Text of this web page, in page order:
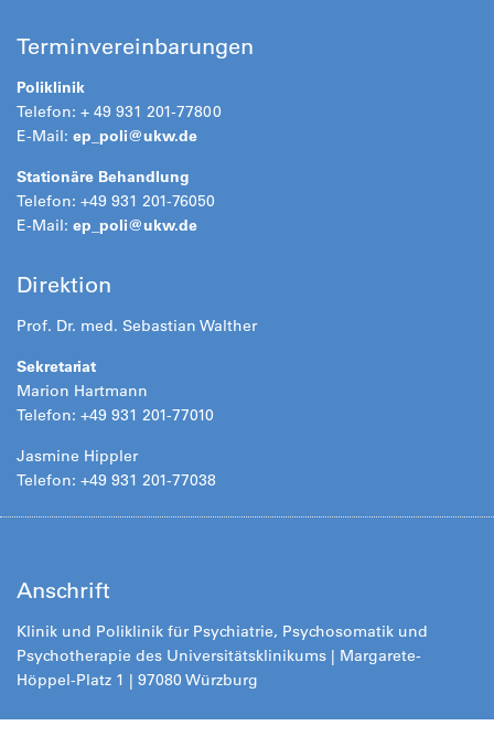
Terminvereinbarungen
Poliklinik
Telefon: + 49 931 201-77800
E-Mail: ep_poli@ukw.de
Stationäre Behandlung
Telefon: +49 931 201-76050
E-Mail: ep_poli@ukw.de
Direktion
Prof. Dr. med. Sebastian Walther
Sekretariat
Marion Hartmann
Telefon: +49 931 201-77010
Jasmine Hippler
Telefon: +49 931 201-77038
Anschrift
Klinik und Poliklinik für Psychiatrie, Psychosomatik und
Psychotherapie des Universitätsklinikums | Margarete-
Höppel-Platz 1 | 97080 Würzburg